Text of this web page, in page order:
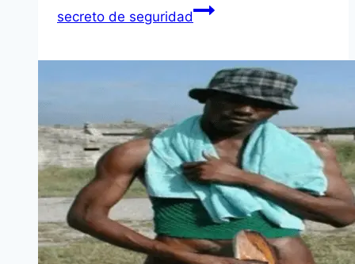
secreto de seguridad